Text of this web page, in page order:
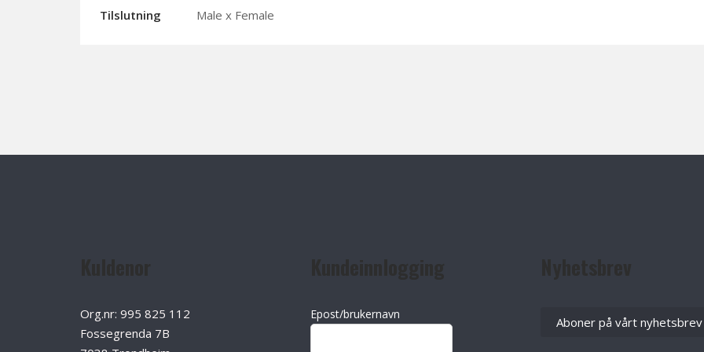
Tilslutning Male x Female
Org.nr: 995 825 112
Fossegrenda 7B
Epost/brukernavn
Aboner på vårt nyhetsbrev